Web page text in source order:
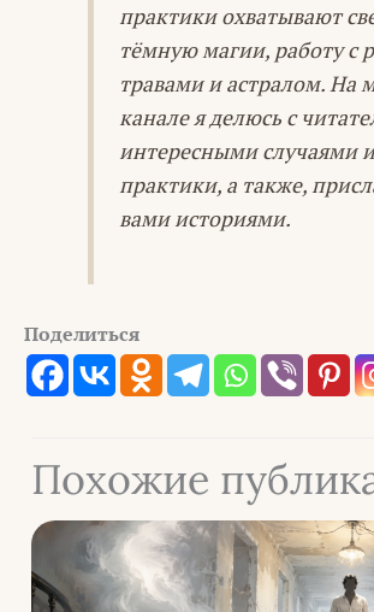
практики охватывают
тёмную магии, работу с
травами и астралом. На
канале я делюсь с
интересными случаями
практики, а также,
вами историями.
Поделиться
Похожие